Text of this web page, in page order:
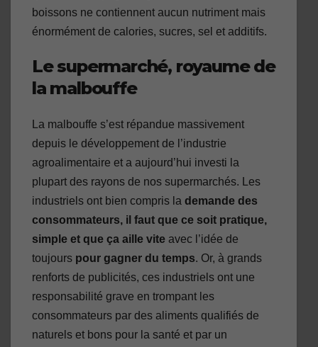
boissons ne contiennent aucun nutriment mais
énormément de calories, sucres, sel et additifs.
Le supermarché, royaume de
la malbouffe
La malbouffe s’est répandue massivement
depuis le développement de l’industrie
agroalimentaire et a aujourd’hui investi la
plupart des rayons de nos supermarchés. Les
industriels ont bien compris la demande des
consommateurs, il faut que ce soit pratique,
simple et que ça aille vite avec l’idée de
toujours pour gagner du temps. Or, à grands
renforts de publicités, ces industriels ont une
responsabilité grave en trompant les
consommateurs par des aliments qualifiés de
naturels et bons pour la santé et par un